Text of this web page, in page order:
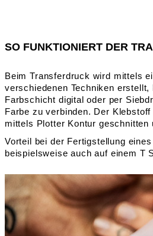
SO FUNKTIONIERT DER
Beim Transferdruck wird mittels
verschiedenen Techniken
Farbschicht digital oder per
Farbe zu verbinden. Der
mittels Plotter Kontur geschnitten
Vorteil bei der Fertigstellung
beispielsweise auch auf einem T